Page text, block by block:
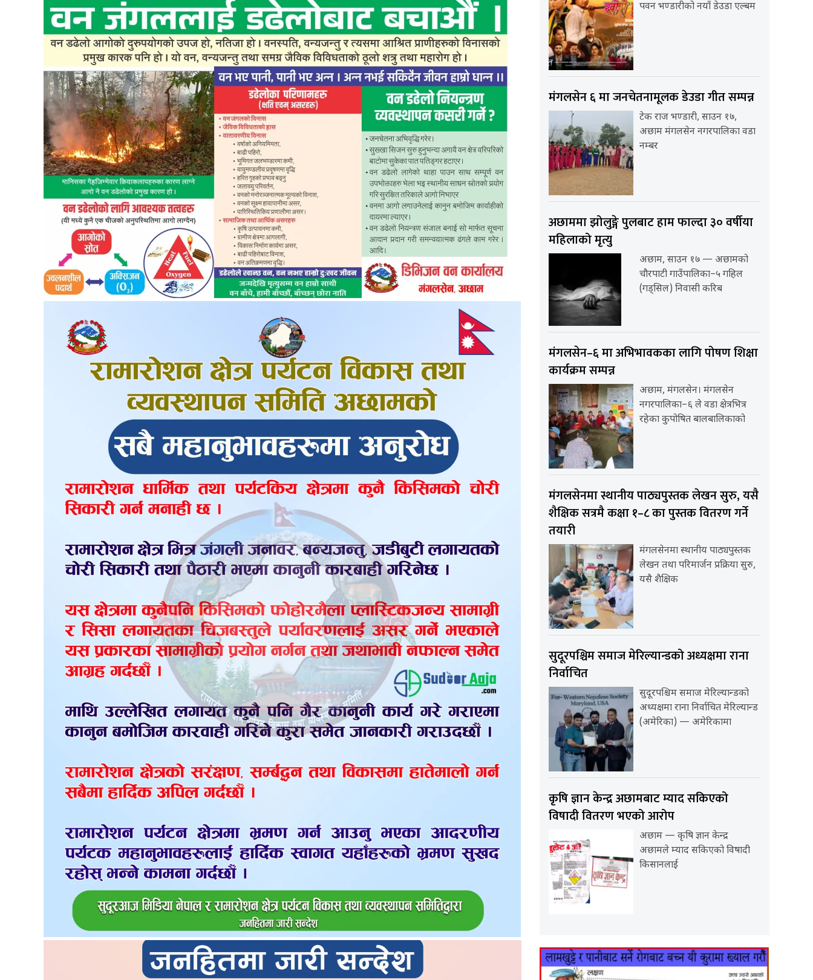
पवन भण्डारीको नयाँ डेउडा एल्बम
मंगलसेन ६ मा जनचेतनामूलक डेउडा गीत सम्पन्न
टेक राज भण्डारी, साउन १७,
अछाम मंगलसेन नगरपालिका वडा
नम्बर
अछाममा झोलुङ्गे पुलबाट हाम फाल्दा ३० वर्षीया
महिलाको मृत्यु
अछाम, साउन १७ — अछामको
चौरपाटी गाउँपालिका–५ गहिल
(गड्सिल) निवासी करिब
मंगलसेन–६ मा अभिभावकका लागि पोषण शिक्षा
कार्यक्रम सम्पन्न
अछाम, मंगलसेन। मंगलसेन
नगरपालिका–६ ले वडा क्षेत्रभित्र
रहेका कुपोषित बालबालिकाको
मंगलसेनमा स्थानीय पाठ्यपुस्तक लेखन सुरु, यसै
शैक्षिक सत्रमै कक्षा १–८ का पुस्तक वितरण गर्ने
तयारी
मंगलसेनमा स्थानीय पाठ्यपुस्तक
लेखन तथा परिमार्जन प्रक्रिया सुरु,
यसै शैक्षिक
सुदूरपश्चिम समाज मेरिल्यान्डको अध्यक्षमा राना
निर्वाचित
सुदूरपश्चिम समाज मेरिल्यान्डको
अध्यक्षमा राना निर्वाचित मेरिल्यान्ड
(अमेरिका) — अमेरिकामा
कृषि ज्ञान केन्द्र अछामबाट म्याद सकिएको
विषादी वितरण भएको आरोप
अछाम — कृषि ज्ञान केन्द्र
अछामले म्याद सकिएको विषादी
किसानलाई